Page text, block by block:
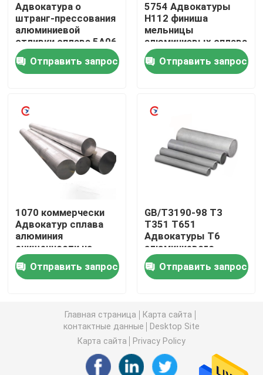
Сделать запрос
Металлический лист алюминия в листах
алюминиевая катушка листа
Алюминиевая круглая труба
Алюминиевый круглый бар
Лист углерода стальной
Алюминиевая квадратная трубка
круглый алюминиевый лист
Алюминиевая трубка катушки
Адвокатура o
штранг-прессования
алюминиевой
отливки сплава 5A06
круглая - H112 T351
Отправить запрос
5754 Адвокатуры
H112 финиша
мельницы
алюминиевых сплава
круглых без грубого
Selvedge
Отправить запрос
1070 коммерчески
Адвокатур сплава
алюминия
очищенности на
части системы
вентиляции
воздушных судн
Отправить запрос
GB/T3190-98 T3
T351 T651
Адвокатуры T6
алюминиевого
сплава 6082 для
покрытия
Отправить запрос
Главная страница
Карта сайта
контактные данные
Desktop Site
Карта сайта
Privacy Policy